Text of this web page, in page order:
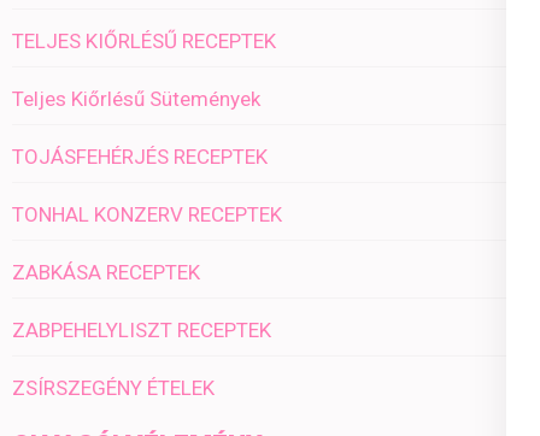
TELJES KIŐRLÉSŰ RECEPTEK
Teljes Kiőrlésű Sütemények
TOJÁSFEHÉRJÉS RECEPTEK
TONHAL KONZERV RECEPTEK
ZABKÁSA RECEPTEK
ZABPEHELYLISZT RECEPTEK
ZSÍRSZEGÉNY ÉTELEK